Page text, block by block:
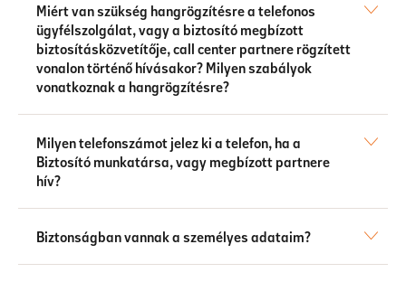
Miért van szükség hangrögzítésre a telefonos
ügyfélszolgálat, vagy a biztosító megbízott
biztosításközvetítője, call center partnere rögzített
vonalon történő hívásakor? Milyen szabályok
vonatkoznak a hangrögzítésre?
Milyen telefonszámot jelez ki a telefon, ha a
Biztosító munkatársa, vagy megbízott partnere
hív?
Biztonságban vannak a személyes adataim?